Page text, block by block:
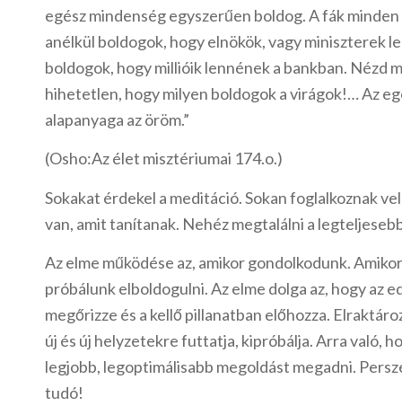
egész mindenség egyszerűen boldog. A fák
anélkül boldogok, hogy elnökök, vagy miniszterek
boldogok, hogy millióik lennének a bankban. Nézd
hihetetlen, hogy milyen boldogok a virágok!… Az
alapanyaga az öröm.”
(Osho:Az élet misztériumai 174.o.)
Sokakat érdekel a meditáció. Sokan foglalkoznak
van, amit tanítanak. Nehéz megtalálni a
Az elme működése az, amikor gondolkodunk.
próbálunk elboldogulni. Az elme dolga az, hogy az
megőrizze és a kellő pillanatban előhozza.
új és új helyzetekre futtatja, kipróbálja. Arra való,
legjobb, legoptimálisabb megoldást megadni.
tudó!